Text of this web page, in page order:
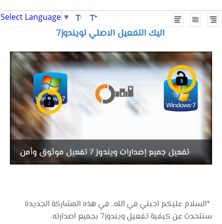
Select Language ▼ T+
T-
اليك التفعيل الاصلي لويندوز7
*السلام عليكم احبتي في الله.. في هذه المشاركة الجديدة
سنتحدث عن كيفية تفعيل ويندوز7 بجميع اصدارته.